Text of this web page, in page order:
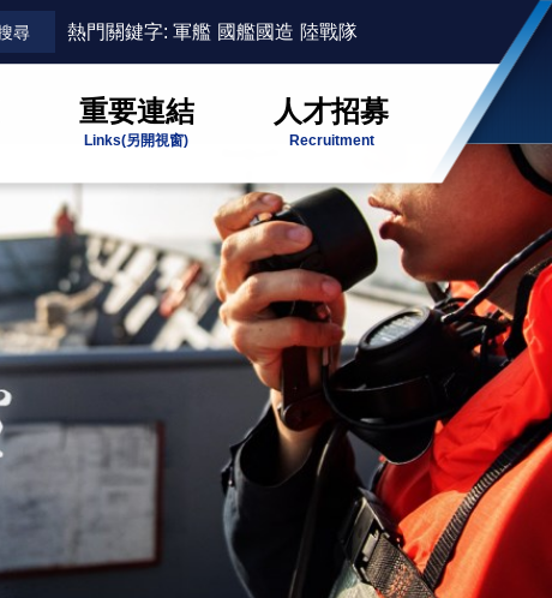
熱門關鍵字: 軍艦 國艦國造 陸戰隊
重要連結
Links(另開視窗)
人才招募
Recruitment